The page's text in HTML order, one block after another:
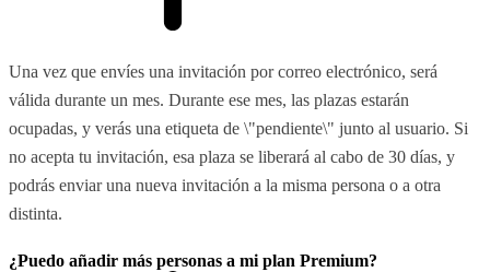
Una vez que envíes una invitación por correo electrónico, será
válida durante un mes. Durante ese mes, las plazas estarán
ocupadas, y verás una etiqueta de \"pendiente\" junto al usuario. Si
no acepta tu invitación, esa plaza se liberará al cabo de 30 días, y
podrás enviar una nueva invitación a la misma persona o a otra
distinta.
¿Puedo añadir más personas a mi plan Premium?